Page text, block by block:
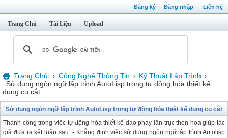
Đăng ký Đăng nhập Liên hệ
Trang Chủ Tài Liệu Upload
Trang Chủ › Công Nghệ Thông Tin › Kỹ Thuật Lập Trình ›
Sử dụng ngôn ngữ lập trình AutoLisp trong tự động hóa thiết kế
dụng cụ cắt
Sử dụng ngôn ngữ lập trình AutoLisp trong tự động hóa thiết kế dụng cụ cắt
Thành công trong việc tự động hóa thiết kế dao phay lăn trục then hoa giúp tác
giả đưa ra kết luận sau: - Khẳng định việc sử dụng ngôn ngữ lập trình Autolisp